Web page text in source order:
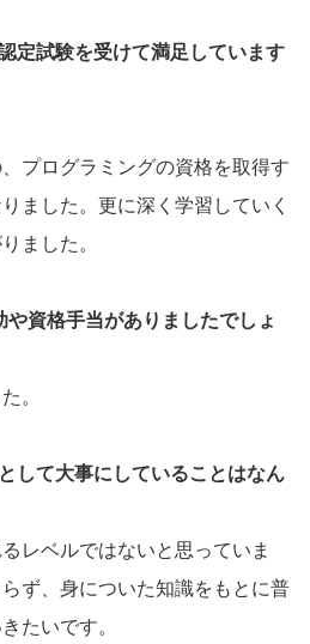
定試験を受けて満足しています
プログラミングの資格を取得す
ました。更に深く学習していく
ました。
資格手当がありましたでしょ
。
して大事にしていることはなん
レベルではないと思っていま
ず、身についた知識をもとに普
たいです。